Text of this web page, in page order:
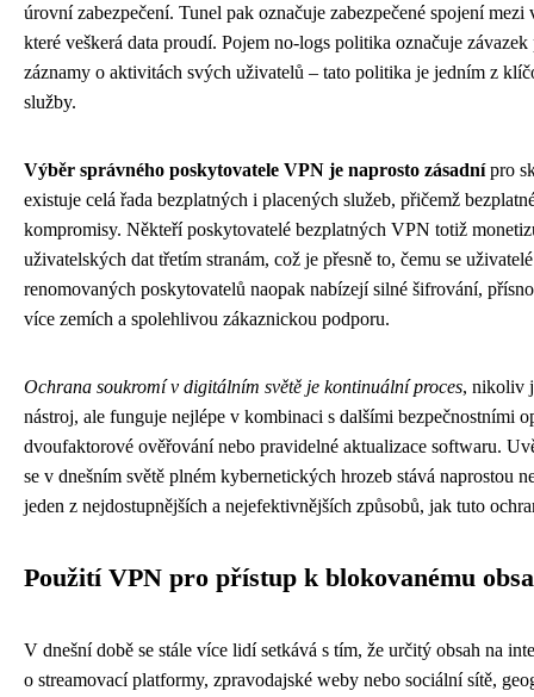
úrovní zabezpečení. Tunel pak označuje zabezpečené spojení
které veškerá data proudí. Pojem no-logs politika označuje
záznamy o aktivitách svých uživatelů – tato politika je jedním z
služby.
Výběr správného poskytovatele VPN je naprosto zásadnípro
existuje celá řada bezplatných i placených služeb, přičemž
kompromisy. Někteří poskytovatelé bezplatných VPN totiž
uživatelských dat třetím stranám, což je přesně to, čemu se
renomovaných poskytovatelů naopak nabízejí silné šifrování,
více zemích a spolehlivou zákaznickou podporu.
Ochrana soukromí v digitálním světě je kontinuální proces, nikoliv
nástroj, ale funguje nejlépe v kombinaci s dalšími bezpečnostními
dvoufaktorové ověřování nebo pravidelné aktualizace softwaru.
se v dnešním světě plném kybernetických hrozeb stává naprostou
jeden z nejdostupnějších a nejefektivnějších způsobů, jak tuto
Použití VPN pro přístup k blokovanému
V dnešní době se stále více lidí setkává s tím, že určitý obsah na
o streamovací platformy, zpravodajské weby nebo sociální sítě,